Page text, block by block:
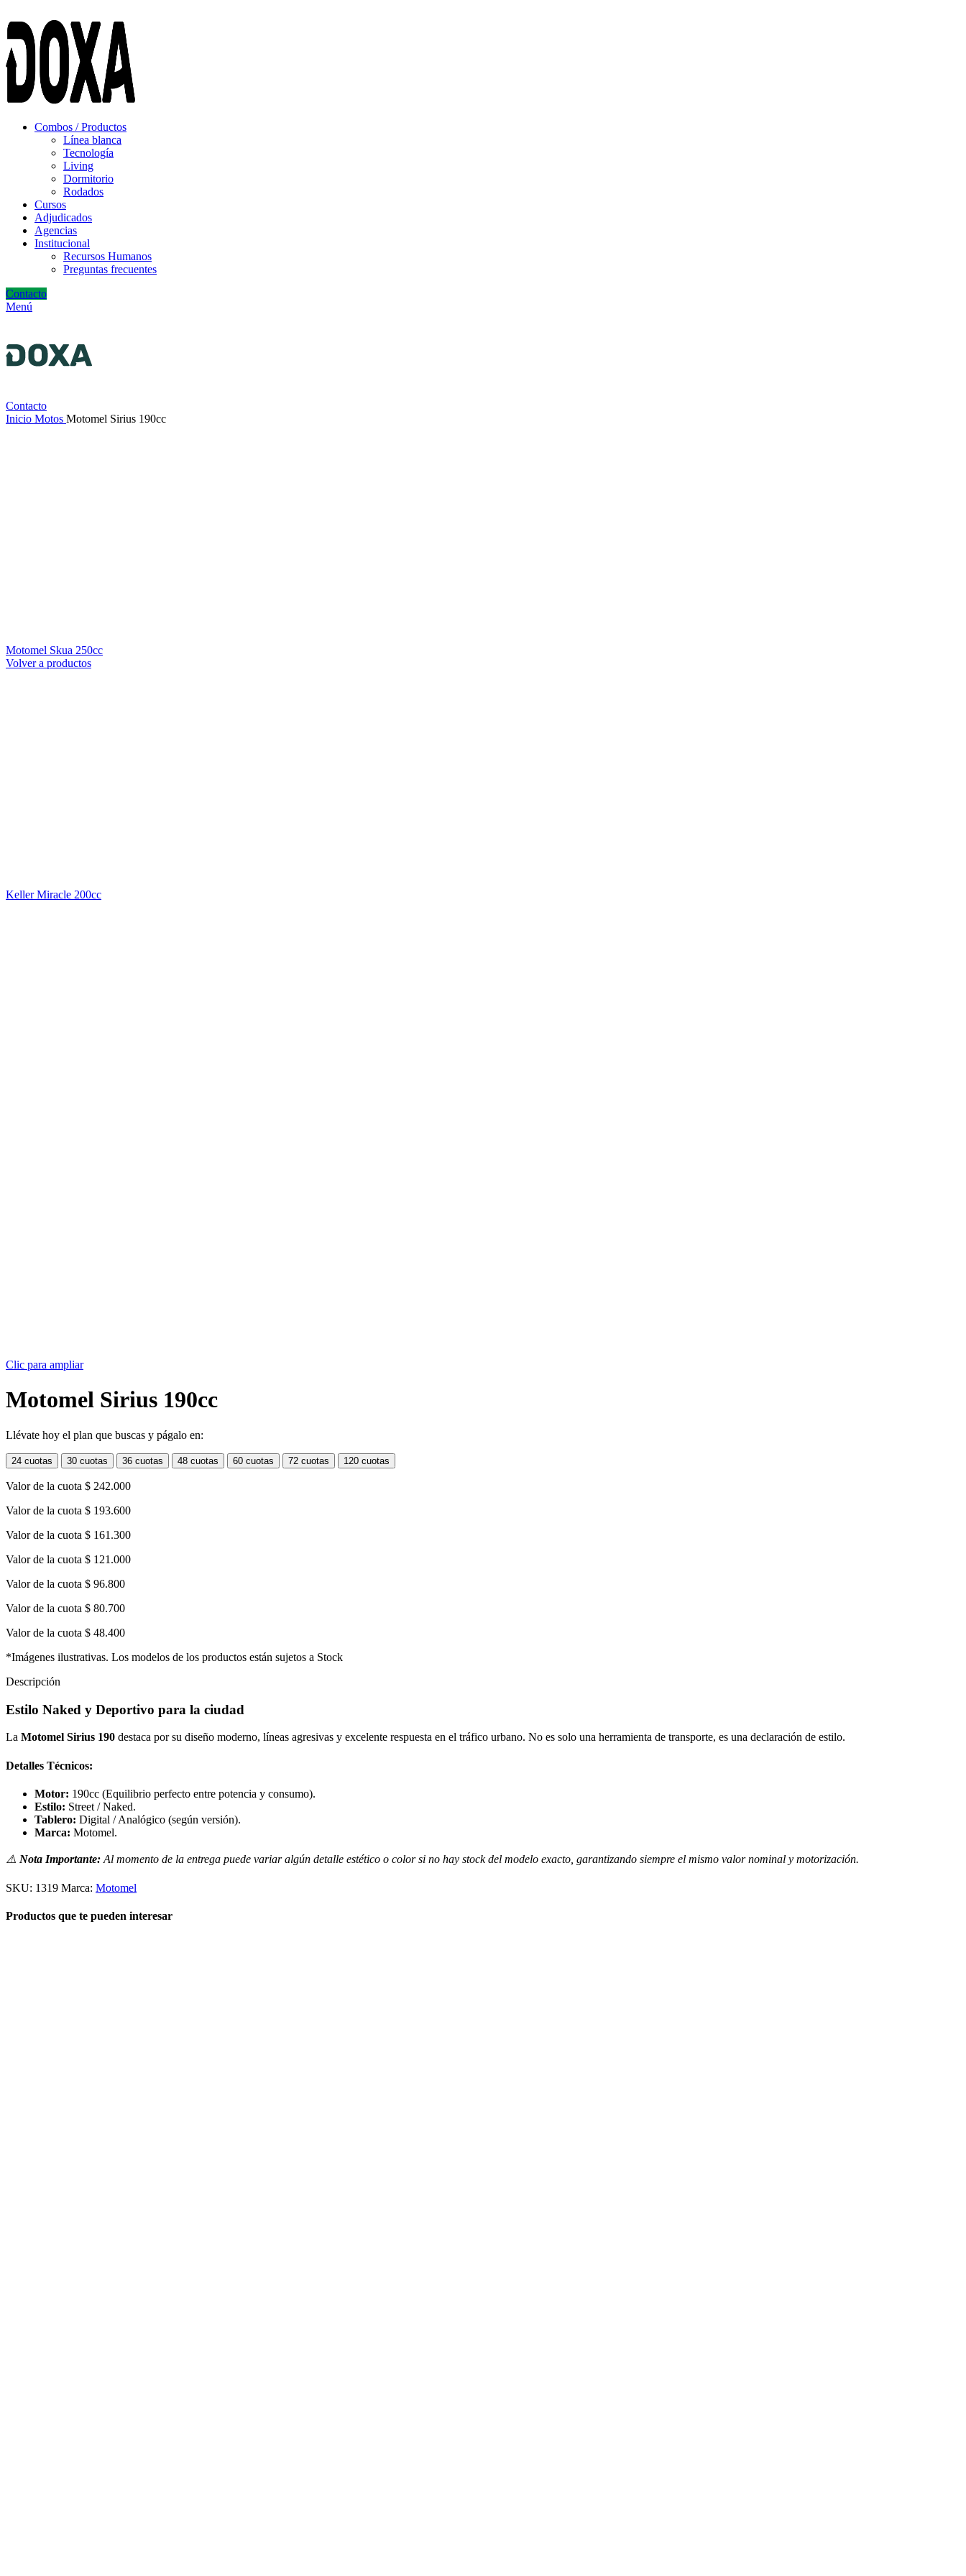
Combos / Productos
Línea blanca
Tecnología
Living
Dormitorio
Rodados
Cursos
Adjudicados
Agencias
Institucional
Recursos Humanos
Preguntas frecuentes
Contacto
Menú
Contacto
Inicio Motos Motomel Sirius 190cc
Motomel Skua 250cc
Volver a productos
Keller Miracle 200cc
Clic para ampliar
Motomel Sirius 190cc
Llévate hoy el plan que buscas y págalo en:
24 cuotas 30 cuotas 36 cuotas 48 cuotas 60 cuotas 72 cuotas 120 cuotas
Valor de la cuota $ 242.000
Valor de la cuota $ 193.600
Valor de la cuota $ 161.300
Valor de la cuota $ 121.000
Valor de la cuota $ 96.800
Valor de la cuota $ 80.700
Valor de la cuota $ 48.400
*Imágenes ilustrativas. Los modelos de los productos están sujetos a Stock
Descripción
Estilo Naked y Deportivo para la ciudad
La Motomel Sirius 190 destaca por su diseño moderno, líneas agresivas y excelente respuesta en el tráfico urbano. No es solo una herramienta de transporte, es una declaración de estilo.
Detalles Técnicos:
Motor: 190cc (Equilibrio perfecto entre potencia y consumo).
Estilo: Street / Naked.
Tablero: Digital / Analógico (según versión).
Marca: Motomel.
⚠️ Nota Importante: Al momento de la entrega puede variar algún detalle estético o color si no hay stock del modelo exacto, garantizando siempre el mismo valor nominal y motorización.
SKU: 1319 Marca: Motomel
Productos que te pueden interesar